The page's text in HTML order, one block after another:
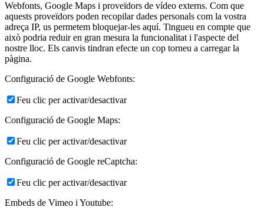
Webfonts, Google Maps i proveïdors de vídeo externs. Com que
aquests proveïdors poden recopilar dades personals com la vostra
adreça IP, us permetem bloquejar-les aquí. Tingueu en compte que
això podria reduir en gran mesura la funcionalitat i l'aspecte del
nostre lloc. Els canvis tindran efecte un cop torneu a carregar la
pàgina.
Configuració de Google Webfonts:
Feu clic per activar/desactivar
Configuració de Google Maps:
Feu clic per activar/desactivar
Configuració de Google reCaptcha:
Feu clic per activar/desactivar
Embeds de Vimeo i Youtube: